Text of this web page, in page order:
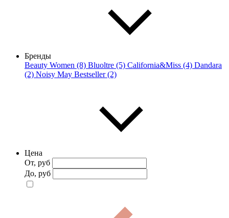
Бренды
Beauty Women (8) Bluoltre (5) California&Miss (4) Dandara
(2) Noisy May Bestseller (2)
Цена
От, руб
До, руб